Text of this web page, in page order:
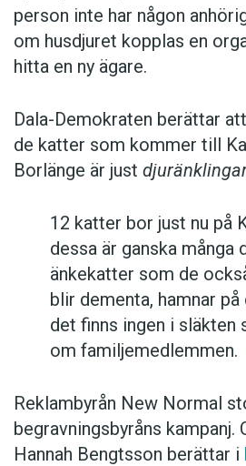
person inte har någon
om husdjuret kopplas en
hitta en ny ägare.
Dala-Demokraten berättar
de katter som kommer till
Borlänge är just
12 katter bor just nu på
dessa är ganska många
änkekatter som de
blir dementa, hamnar
det finns ingen i släkten
om familjemedlemmen.
Reklambyrån New Normal
begravningsbyråns kampanj.
Hannah Bengtsson berättar i